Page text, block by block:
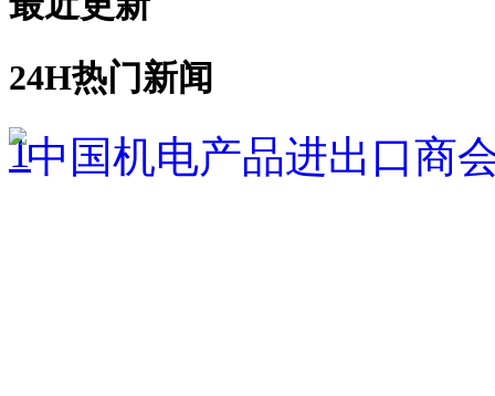
24H热门新闻
1